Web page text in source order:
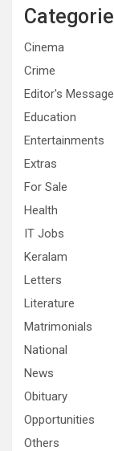
Cinema
Crime
Editor's Message
Education
Entertainments
Extras
For Sale
Health
IT Jobs
Keralam
Letters
Literature
Matrimonials
National
News
Obituary
Opportunities
Others